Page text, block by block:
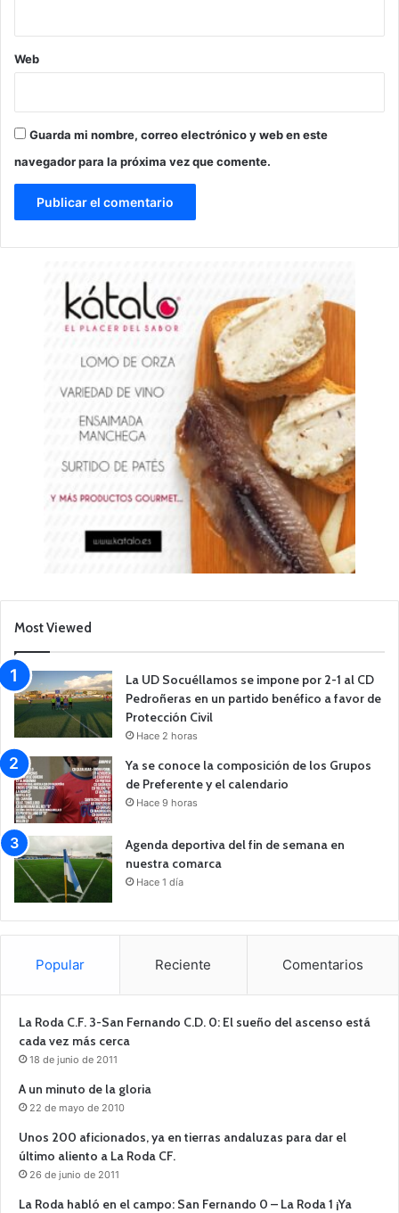
Web
Guarda mi nombre, correo electrónico y web en este
navegador para la próxima vez que comente.
Most Viewed
La UD Socuéllamos se impone por 2-1 al CD
Pedroñeras en un partido benéfico a favor de
Protección Civil
Hace 2 horas
Ya se conoce la composición de los Grupos
de Preferente y el calendario
Hace 9 horas
Agenda deportiva del fin de semana en
nuestra comarca
Hace 1 día
Popular Reciente Comentarios
La Roda C.F. 3-San Fernando C.D. 0: El sueño del ascenso está
cada vez más cerca
18 de junio de 2011
A un minuto de la gloria
22 de mayo de 2010
Unos 200 aficionados, ya en tierras andaluzas para dar el
último aliento a La Roda CF.
26 de junio de 2011
La Roda habló en el campo: San Fernando 0 – La Roda 1 ¡Ya